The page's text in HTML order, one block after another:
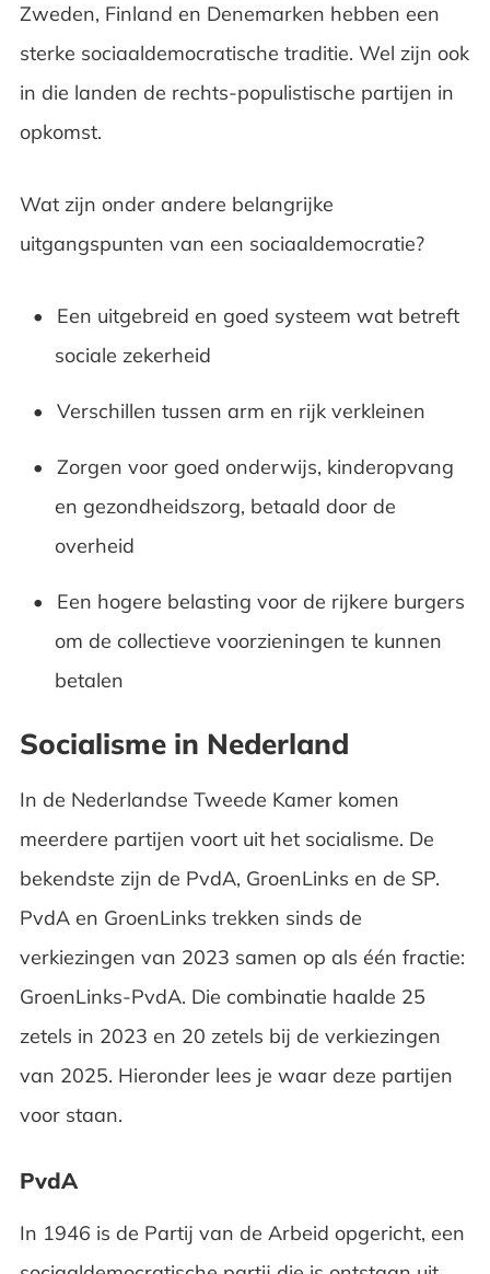
Zweden, Finland en Denemarken hebben een
sterke sociaaldemocratische traditie. Wel zijn ook
in die landen de rechts-populistische partijen in
opkomst.
Wat zijn onder andere belangrijke
uitgangspunten van een sociaaldemocratie?
Een uitgebreid en goed systeem wat betreft
sociale zekerheid
Verschillen tussen arm en rijk verkleinen
Zorgen voor goed onderwijs, kinderopvang
en gezondheidszorg, betaald door de
overheid
Een hogere belasting voor de rijkere burgers
om de collectieve voorzieningen te kunnen
betalen
Socialisme in Nederland
In de Nederlandse Tweede Kamer komen
meerdere partijen voort uit het socialisme. De
bekendste zijn de PvdA, GroenLinks en de SP.
PvdA en GroenLinks trekken sinds de
verkiezingen van 2023 samen op als één fractie:
GroenLinks-PvdA. Die combinatie haalde 25
zetels in 2023 en 20 zetels bij de verkiezingen
van 2025. Hieronder lees je waar deze partijen
voor staan.
PvdA
In 1946 is de Partij van de Arbeid opgericht, een